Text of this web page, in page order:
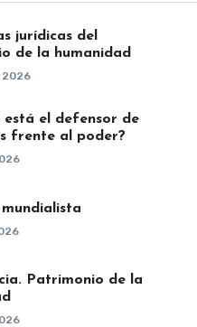
jurídicas del
de la humanidad
está el defensor de
frente al poder?
Patrimonio de la